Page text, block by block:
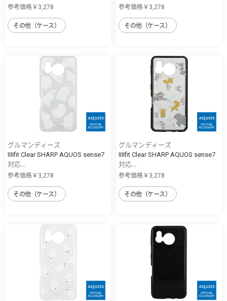
参考価格￥3,278
その他（ケース）
参考価格￥3,278
その他（ケース）
グルマンディーズ
IIIIfit Clear SHARP AQUOS sense7
対応...
参考価格￥3,278
その他（ケース）
グルマンディーズ
IIIIfit Clear SHARP AQUOS sense7
対応...
参考価格￥3,278
その他（ケース）